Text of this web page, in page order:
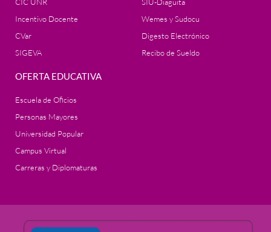
Incentivo Docente
CVar
SIGEVA
Wemes y Sudocu
Digesto Electrónico
Recibo de Sueldo
OFERTA EDUCATIVA
Escuela de Oficios
Personas Mayores
Universidad Popular
Campus Virtual
Carreras y Diplomaturas